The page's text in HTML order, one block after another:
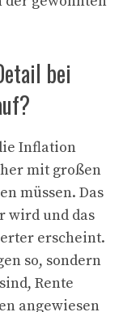
bei
Inflation
mit großen
müssen. Das
wird und das
erscheint.
so, sondern
Rente
angewiesen